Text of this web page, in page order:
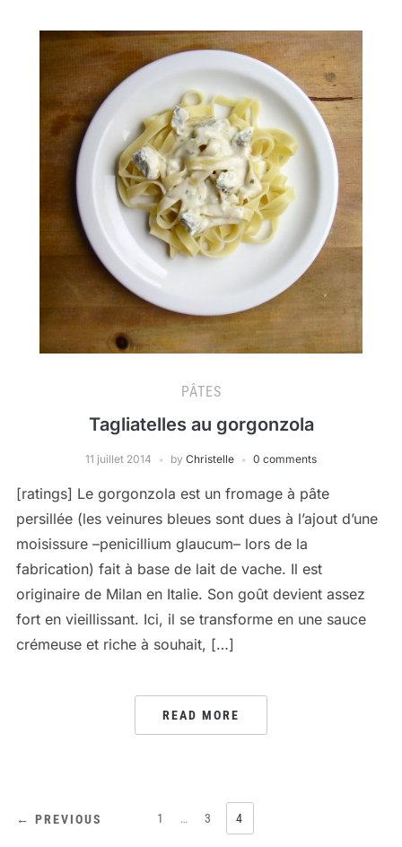
PÂTES
Tagliatelles au gorgonzola
11 juillet 2014 by Christelle 0 comments
[ratings] Le gorgonzola est un fromage à pâte
persillée (les veinures bleues sont dues à l’ajout d’une
moisissure –penicillium glaucum– lors de la
fabrication) fait à base de lait de vache. Il est
originaire de Milan en Italie. Son goût devient assez
fort en vieillissant. Ici, il se transforme en une sauce
crémeuse et riche à souhait, […]
READ MORE
PAGINATION
← PREVIOUS 1 … 3 4